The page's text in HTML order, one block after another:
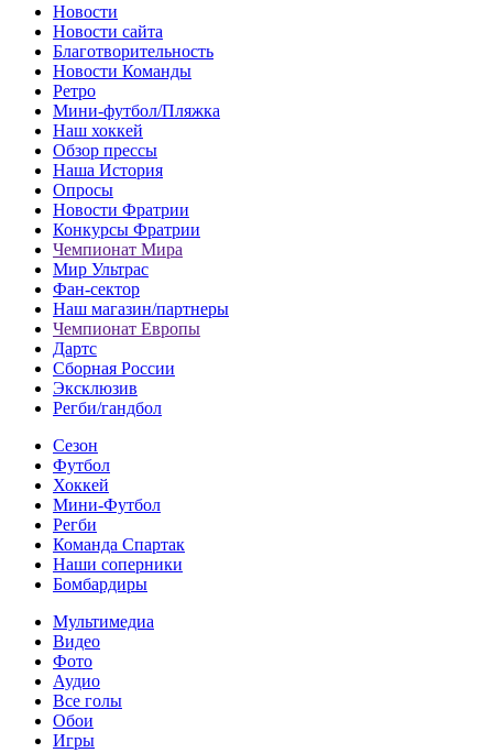
Новости
Новости сайта
Благотворительность
Новости Команды
Ретро
Мини-футбол/Пляжка
Наш хоккей
Обзор прессы
Наша История
Опросы
Новости Фратрии
Конкурсы Фратрии
Чемпионат Мира
Мир Ультрас
Фан-cектор
Наш магазин/партнеры
Чемпионат Европы
Дартс
Сборная России
Эксклюзив
Регби/гандбол
Сезон
Футбол
Хоккей
Мини-Футбол
Регби
Команда Спартак
Наши соперники
Бомбардиры
Мультимедиа
Видео
Фото
Аудио
Все голы
Обои
Игры